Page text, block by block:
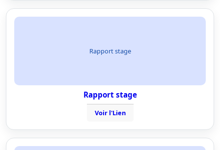
Rapport stage
Rapport stage
Voir l'Lien